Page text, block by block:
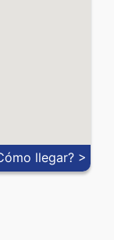
llegar? >